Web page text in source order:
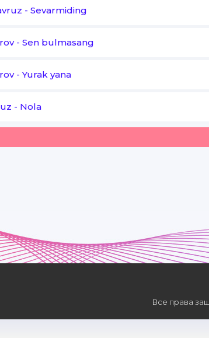
- Sevarmiding
- Sen bulmasang
-Yurak yana
- Nola
Все права